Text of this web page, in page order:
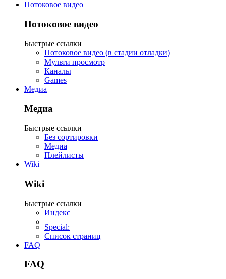
Потоковое видео
Потоковое видео
Быстрые ссылки
Потоковое видео (в стадии отладки)
Мульти просмотр
Каналы
Games
Медиа
Медиа
Быстрые ссылки
Без сортировки
Медиа
Плейлисты
Wiki
Wiki
Быстрые ссылки
Индекс
Special:
Список страниц
FAQ
FAQ